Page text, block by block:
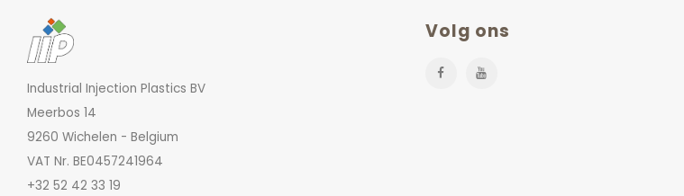
Industrial Injection Plastics BV
Meerbos 14
9260 Wichelen - Belgium
VAT Nr. BE0457241964
+32 52 42 33 19
Volg ons